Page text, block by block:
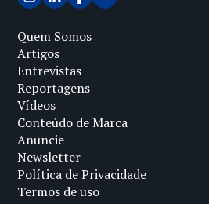
Quem Somos
Artigos
Entrevistas
Reportagens
Vídeos
Conteúdo de Marca
Anuncie
Newsletter
Política de Privacidade
Termos de uso